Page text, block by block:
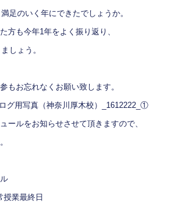
足のいく年にできたでしょうか。
方も今年1年をよく振り返り、
しょう。
もお忘れなくお願い致します。
ールをお知らせさせて頂きますので、
授業最終日